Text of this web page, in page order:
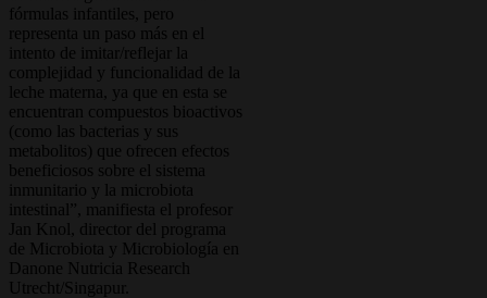
fórmulas infantiles, pero
representa un paso más en el
intento de imitar/reflejar la
complejidad y funcionalidad de la
leche materna, ya que en esta se
encuentran compuestos bioactivos
(como las bacterias y sus
metabolitos) que ofrecen efectos
beneficiosos sobre el sistema
inmunitario y la microbiota
intestinal”, manifiesta el profesor
Jan Knol, director del programa
de Microbiota y Microbiología en
Danone Nutricia Research
Utrecht/Singapur.